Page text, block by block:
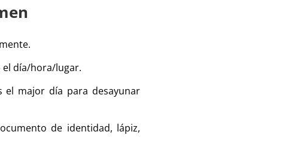
el día/hora/lugar.
el major día para desayunar
de identidad, lápiz,